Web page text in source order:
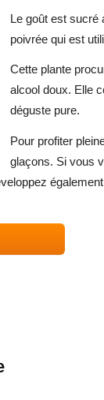
Le goût est sucré
poivrée qui est
Cette plante
alcool doux. Elle
déguste pure.
Pour profiter
glaçons. Si vous